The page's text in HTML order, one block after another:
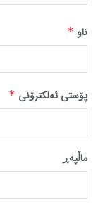
ناو *
پۆستی ئەلکترۆنی *
ماڵپه‌ڕ